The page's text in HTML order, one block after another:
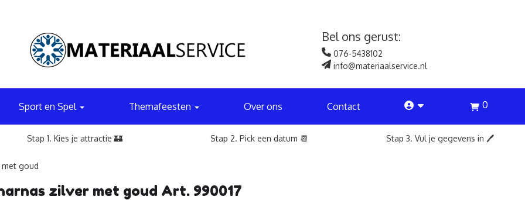
Bel ons gerust:
076-5438102
info@materiaalservice.nl
Sport en Spel Themafeesten Over ons Contact account 0
Stap 1. Kies je attractie 🏰 Stap 2. Pick een datum 📆 Stap 3. Vul je gegevens in 🖊️
goud
zilver met goud Art. 990017